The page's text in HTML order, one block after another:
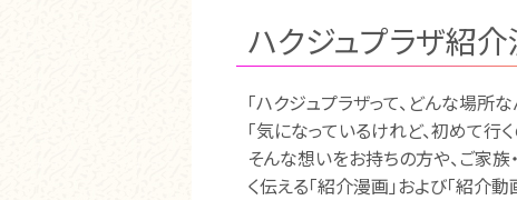
ハクジュプラザ紹
「ハクジュプラザって、どんな場所な
「気になっているけれど、初めて行
そんな想いをお持ちの方や、ご家
く伝える「紹介漫画」および「紹介動